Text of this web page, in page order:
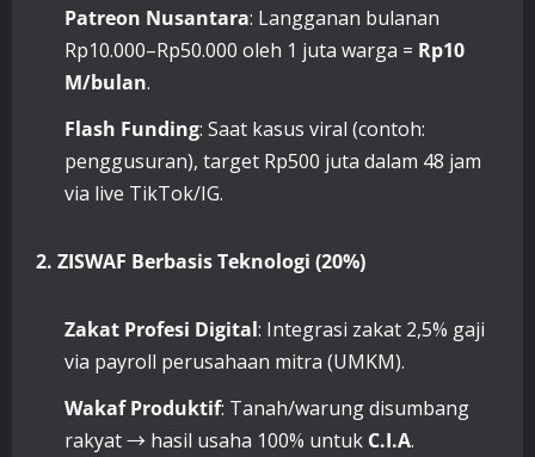
Patreon Nusantara: Langganan bulanan
Rp10.000–Rp50.000 oleh 1 juta warga = Rp10
M/bulan.
Flash Funding: Saat kasus viral (contoh:
penggusuran), target Rp500 juta dalam 48 jam
via live TikTok/IG.
2. ZISWAF Berbasis Teknologi (20%)
Zakat Profesi Digital: Integrasi zakat 2,5% gaji
via payroll perusahaan mitra (UMKM).
Wakaf Produktif: Tanah/warung disumbang
rakyat → hasil usaha 100% untuk C.I.A.